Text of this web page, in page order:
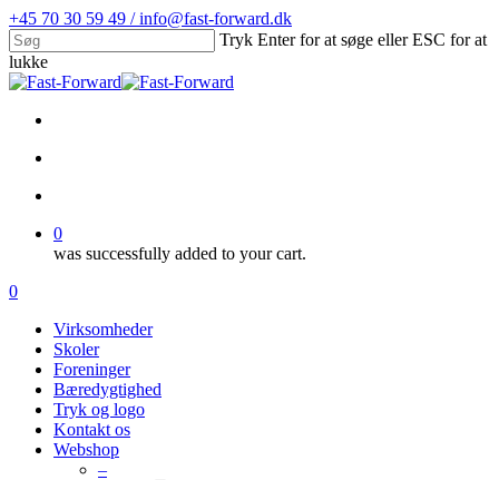
Skip
to
main
content
+45 70 30 59 49 / info@fast-forward.dk
Tryk Enter for at søge eller ESC for at
lukke
Close
0
was successfully added to your cart.
Menu
search
account
0
Virksomheder
Skoler
Foreninger
Bæredygtighed
Tryk og logo
Kontakt os
Webshop
–